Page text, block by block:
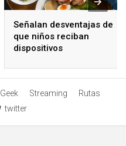
Señalan desventajas de
que niños reciban
dispositivos
Geek Streaming
Rutas
twitter